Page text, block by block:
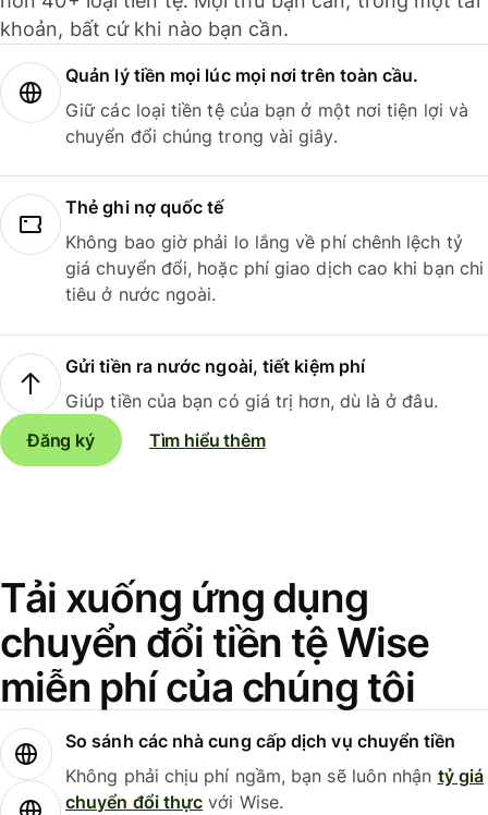
khoản, bất cứ khi nào bạn cần.
Quản lý tiền mọi lúc mọi nơi trên toàn cầu.
Giữ các loại tiền tệ của bạn ở một nơi tiện lợi và
chuyển đổi chúng trong vài giây.
Thẻ ghi nợ quốc tế
Không bao giờ phải lo lắng về phí chênh lệch tỷ
giá chuyển đổi, hoặc phí giao dịch cao khi bạn chi
tiêu ở nước ngoài.
Gửi tiền ra nước ngoài, tiết kiệm phí
Giúp tiền của bạn có giá trị hơn, dù là ở đâu.
Đăng ký
Tìm hiểu thêm
Tải xuống ứng dụng
chuyển đổi tiền tệ Wise
miễn phí của chúng tôi
So sánh các nhà cung cấp dịch vụ chuyển tiền
Không phải chịu phí ngầm, bạn sẽ luôn nhận tỷ giá
chuyển đổi thực với Wise.